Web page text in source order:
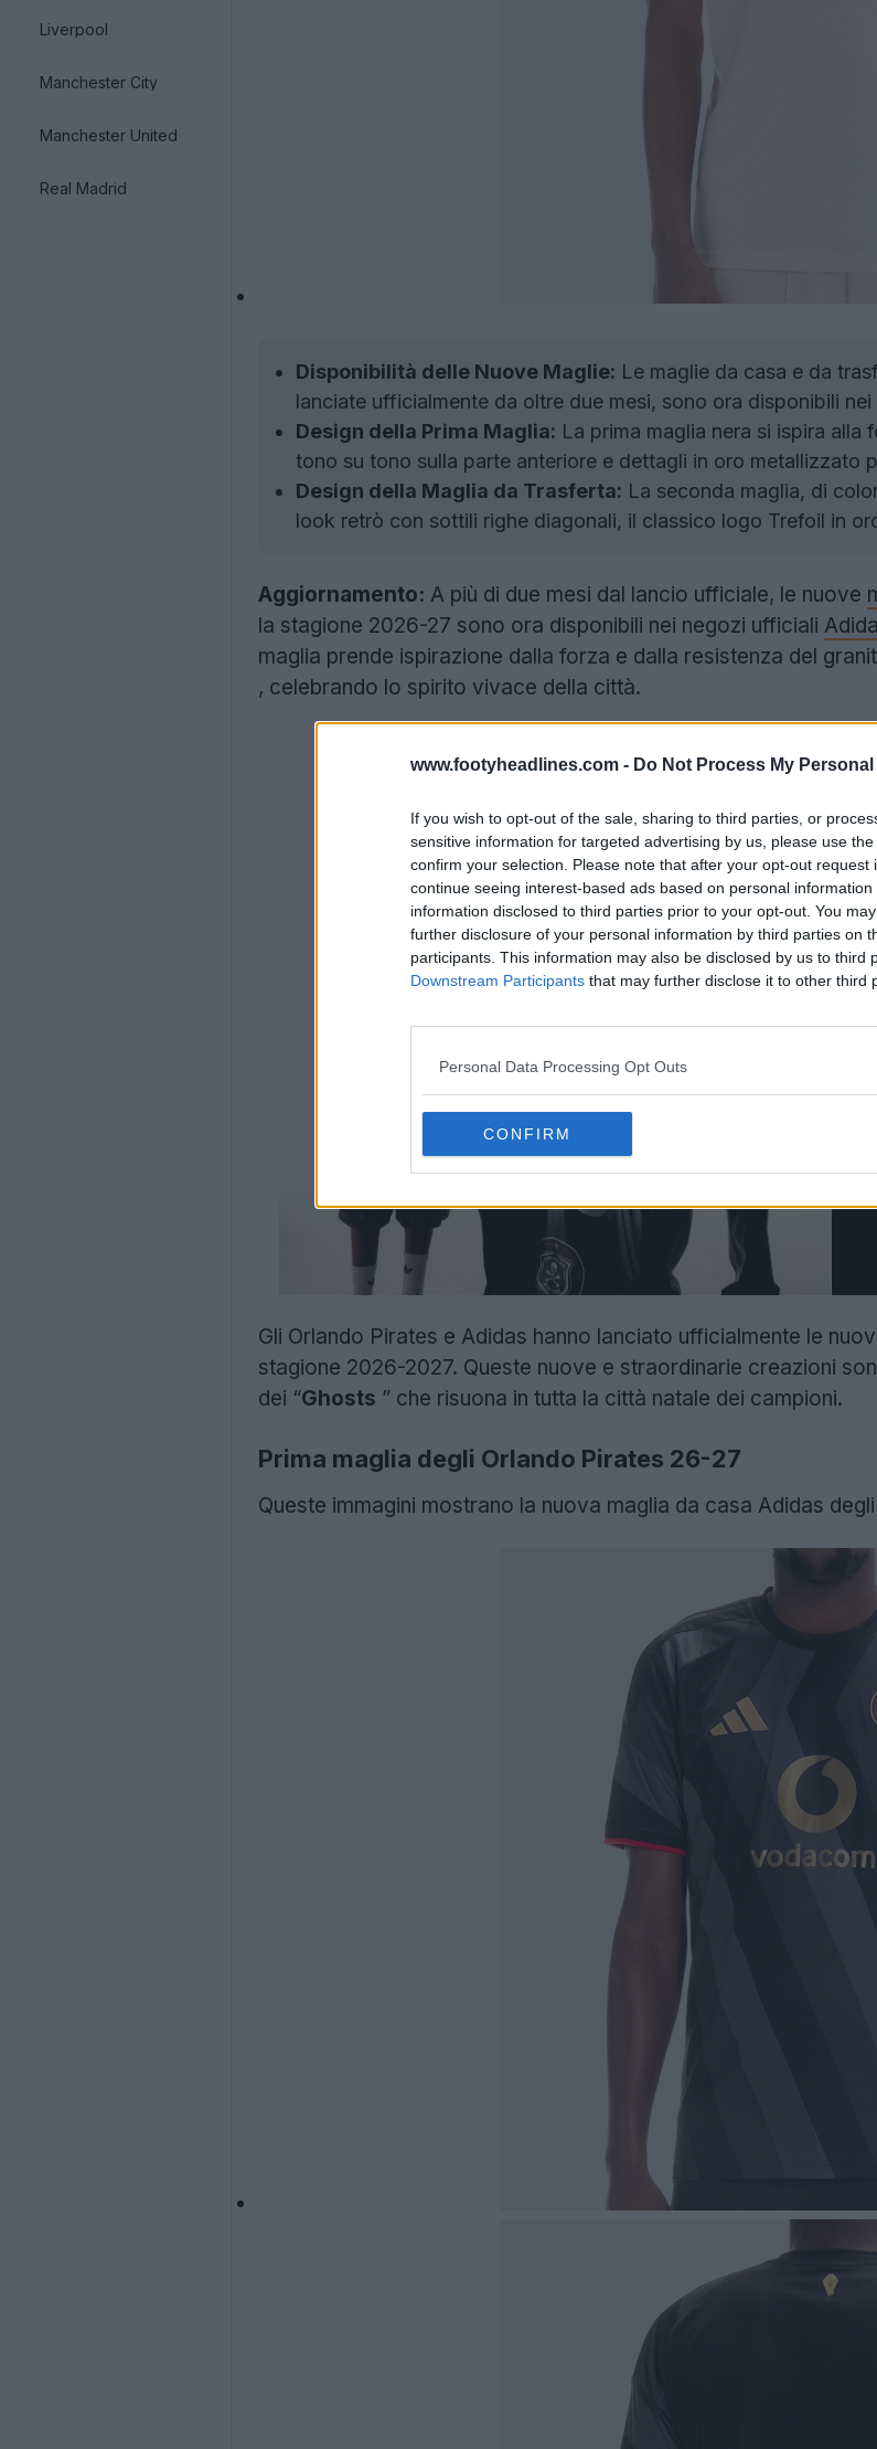
www.footyheadlines.com - Do Not Process My
If you wish to opt-out of the sale, sharing to third parties, or
sensitive information for targeted advertising by us, please use
confirm your selection. Please note that after your opt-out request
continue seeing interest-based ads based on personal
information disclosed to third parties prior to your opt-out. You
further disclosure of your personal information by third parties on
participants. This information may also be disclosed by us to third
Downstream Participants that may further disclose it to other third
Personal Data Processing Opt Outs
CONFIRM
Liverpool
Manchester City
Manchester United
Real Madrid
Disponibilità delle Nuove Maglie: Le maglie da casa e da
lanciate ufficialmente da oltre due mesi, sono ora disponibili
Design della Prima Maglia: La prima maglia nera si ispira
tono su tono sulla parte anteriore e dettagli in oro metallizzato
Design della Maglia da Trasferta: La seconda maglia, di
look retrò con sottili righe diagonali, il classico logo Trefoil in
Aggiornamento: A più di due mesi dal lancio ufficiale, le nuove
la stagione 2026-27 sono ora disponibili nei negozi ufficiali
maglia prende ispirazione dalla forza e dalla resistenza del
, celebrando lo spirito vivace della città.
Gli Orlando Pirates e Adidas hanno lanciato ufficialmente le
stagione 2026-2027. Queste nuove e straordinarie creazioni
dei “Ghosts ” che risuona in tutta la città natale dei campioni.
Prima maglia degli Orlando Pirates 26-27
Queste immagini mostrano la nuova maglia da casa Adidas